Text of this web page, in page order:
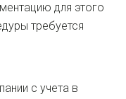
для этого
требуется
с учета в